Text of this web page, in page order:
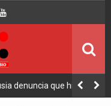
denuncia que hijo de
su destitución